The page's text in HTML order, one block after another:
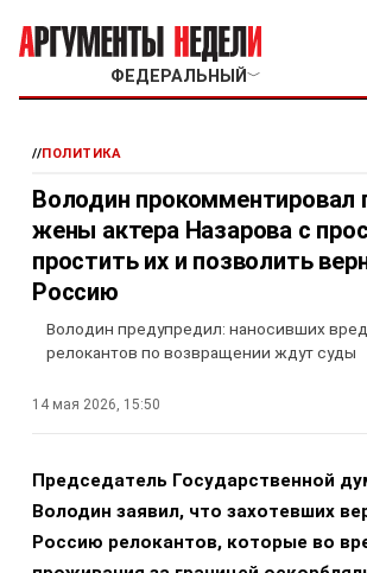
ФЕДЕРАЛЬНЫЙ ﹀
//ПОЛИТИКА
Володин прокомментировал
жены актера Назарова с
простить их и позволить
Россию
Володин предупредил: наносивших
релокантов по возвращении ждут суды
14 мая 2026, 15:50
Председатель Государственной
Володин заявил, что захотевших
Россию релокантов, которые во